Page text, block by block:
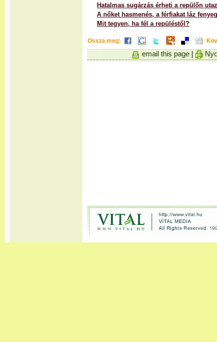
Hatalmas sugárzás érheti a repülőn
A nőket hasmenés, a férfiakat láz
Mit tegyen, ha fél a repüléstől?
Ossza meg:
email this page